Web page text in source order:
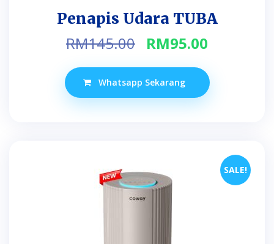
Penapis Udara TUBA
RM145.00 Original
was:
RM145.00.
RM95.00
is:
RM95.00.
Whatsapp Sekarang
SALE!